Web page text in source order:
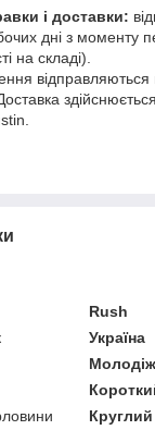
і доставки:
дні з моменту
на складі).
відправляються
Rush
Україна
Круглий